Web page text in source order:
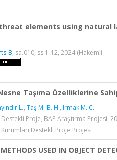
elements using natural
B, sa.010, ss.1-12, 2024 (Hakemli
Taşıma Özelliklerine
L., Taş M. B. H., Irmak M. C.
Proje, BAP Araştırma Projesi,
Destekli Proje Projesi
USED IN OBJECT